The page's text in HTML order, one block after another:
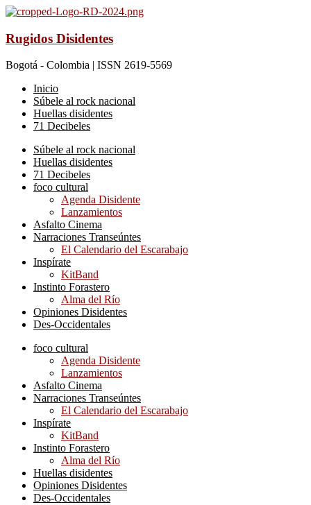
Rugidos Disidentes
Bogotá - Colombia | ISSN 2619-5569
Inicio
Súbele al rock nacional
Huellas disidentes
71 Decibeles
Súbele al rock nacional
Huellas disidentes
71 Decibeles
foco cultural
Agenda Disidente
Lanzamientos
Asfalto Cinema
Narraciones Transeúntes
El Calendario del Escarabajo
Inspírate
KitBand
Instinto Forastero
Alma del Río
Opiniones Disidentes
Des-Occidentales
foco cultural
Agenda Disidente
Lanzamientos
Asfalto Cinema
Narraciones Transeúntes
El Calendario del Escarabajo
Inspírate
KitBand
Instinto Forastero
Alma del Río
Huellas disidentes
Opiniones Disidentes
Des-Occidentales